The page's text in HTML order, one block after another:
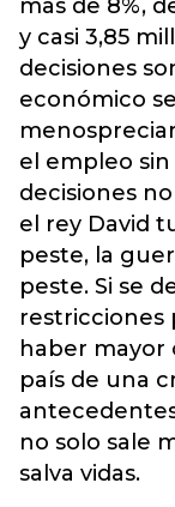
mas de 8%,
y casi 3,85
decisiones
económico
el empleo sin
decisiones
el rey David
peste, la
peste. Si se
restricciones
haber mayor
país de una
no solo sale
salva vidas.